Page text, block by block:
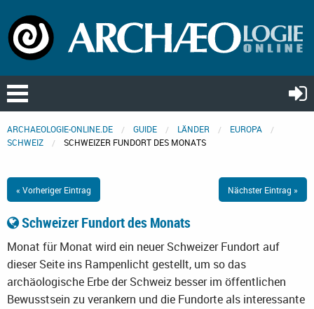
ARCHAEOLOGIE-ONLINE.DE GUIDE LÄNDER
EUROPA
SCHWEIZ
SCHWEIZER FUNDORT DES MONATS
« Vorheriger Eintrag Nächster Eintrag »
Schweizer Fundort des Monats
Monat für Monat wird ein neuer Schweizer Fundort auf
dieser Seite ins Rampenlicht gestellt, um so das
archäologische Erbe der Schweiz besser im öffentlichen
Bewusstsein zu verankern und die Fundorte als interessante